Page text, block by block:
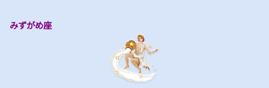
みずがめ座